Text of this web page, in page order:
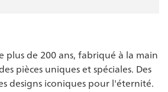
plus de 200 ans, fabriqué à la main
pièces uniques et spéciales. Des
designs iconiques pour l'éternité.